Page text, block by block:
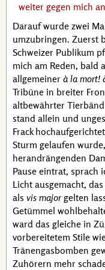
weiter gegen mich
Darauf wurde zwei
umzubringen. Zuerst
Schweizer Publikum
mich am Reden, bald
allgemeiner à la mort!
Tribüne in breiter
altbewährter
stand allein und
Frack
Sturm gelaufen
herandrängenden
Pause eintrat, sprach
Licht ausgemacht,
als vis majorgelten
Getümmel
ward das gleiche in
vorbereitetem Stile
Tränengasbomben
Zuhörern mehr